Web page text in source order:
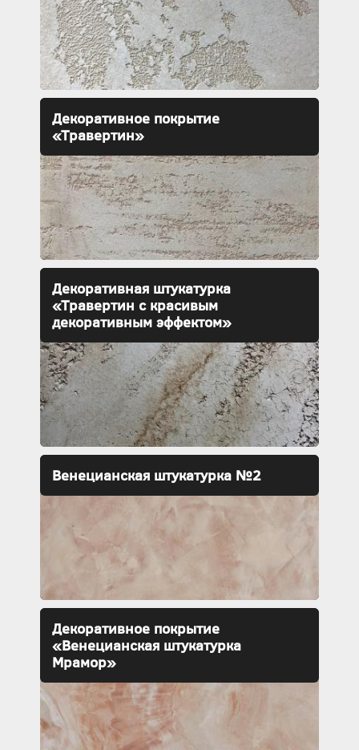
Декоративное покрытие
«Травертин»
Декоративная штукатурка
«Травертин с красивым
декоративным эффектом»
Венецианская штукатурка №2
Декоративное покрытие
«Венецианская штукатурка
Мрамор»